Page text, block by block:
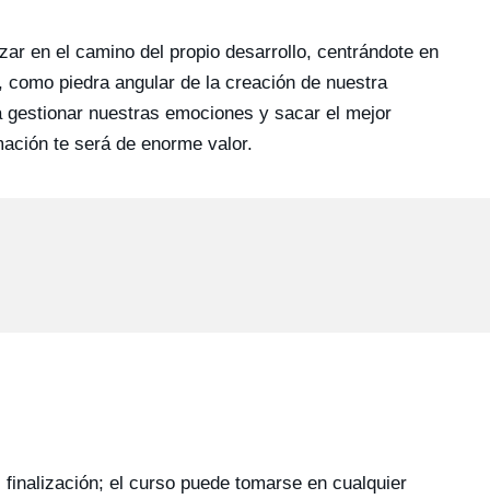
en el camino del propio desarrollo, centrándote en
piedra angular de la creación de nuestra
gestionar nuestras emociones y sacar el mejor
te será de enorme valor.
el curso puede tomarse en cualquier